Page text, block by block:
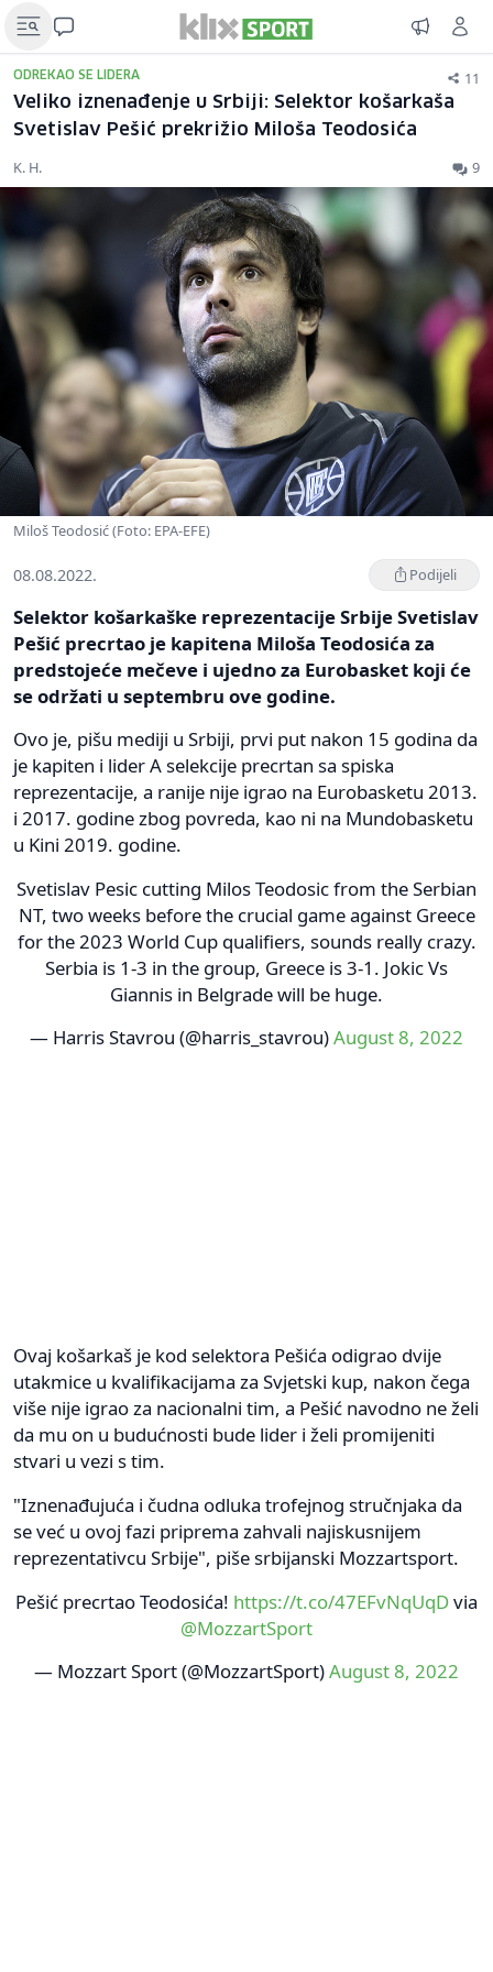
ODREKAO SE LIDERA 11
Veliko iznenađenje u Srbiji: Selektor košarkaša
Svetislav Pešić prekrižio Miloša Teodosića
K. H. 9
Miloš Teodosić (Foto: EPA-EFE)
08.08.2022. Podijeli
Selektor košarkaške reprezentacije Srbije Svetislav
Pešić precrtao je kapitena Miloša Teodosića za
predstojeće mečeve i ujedno za Eurobasket koji će
se održati u septembru ove godine.
Ovo je, pišu mediji u Srbiji, prvi put nakon 15 godina da
je kapiten i lider A selekcije precrtan sa spiska
reprezentacije, a ranije nije igrao na Eurobasketu 2013.
i 2017. godine zbog povreda, kao ni na Mundobasketu
u Kini 2019. godine.
Svetislav Pesic cutting Milos Teodosic from the Serbian
NT, two weeks before the crucial game against Greece
for the 2023 World Cup qualifiers, sounds really crazy.
Serbia is 1-3 in the group, Greece is 3-1. Jokic Vs
Giannis in Belgrade will be huge.
— Harris Stavrou (@harris_stavrou)August 8, 2022
Ovaj košarkaš je kod selektora Pešića odigrao dvije
utakmice u kvalifikacijama za Svjetski kup, nakon čega
više nije igrao za nacionalni tim, a Pešić navodno ne želi
da mu on u budućnosti bude lider i želi promijeniti
stvari u vezi s tim.
"Iznenađujuća i čudna odluka trofejnog stručnjaka da
se već u ovoj fazi priprema zahvali najiskusnijem
reprezentativcu Srbije", piše srbijanski Mozzartsport.
Pešić precrtao Teodosića! https://t.co/47EFvNqUqDvia
@MozzartSport
— Mozzart Sport (@MozzartSport)August 8, 2022